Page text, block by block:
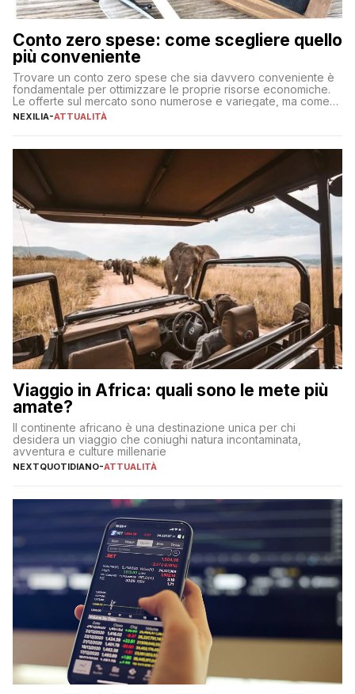
Conto zero spese: come scegliere quello
più conveniente
Trovare un conto zero spese che sia davvero conveniente è
fondamentale per ottimizzare le proprie risorse economiche.
Le offerte sul mercato sono numerose e variegate, ma come
individuare quella più adatta alle proprie esigenze senza
sul […]
NEXILIA-ATTUALITÀ
Viaggio in Africa: quali sono le mete più
amate?
Il continente africano è una destinazione unica per chi
desidera un viaggio che coniughi natura incontaminata,
avventura e culture millenarie
NEXTQUOTIDIANO-ATTUALITÀ